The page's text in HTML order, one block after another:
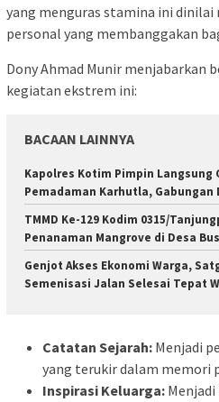
yang menguras stamina ini dinilai
personal yang membanggakan
Dony Ahmad Munir menjabarkan
kegiatan ekstrem ini:
BACAAN LAINNYA
Kapolres Kotim Pimpin Langsung
Pemadaman Karhutla,
TMMD Ke-129 Kodim 0315/
Penanaman Mangrove di Desa
Genjot Akses Ekonomi Warga,
Semenisasi Jalan Selesai Tepat
Catatan Sejarah: Menjadi
yang terukir dalam memori
Inspirasi Keluarga: